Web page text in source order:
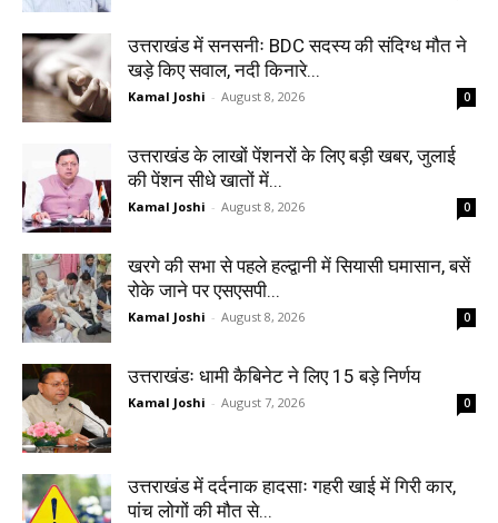
उत्तराखंड में सनसनीः BDC सदस्य की संदिग्ध मौत ने
खड़े किए सवाल, नदी किनारे...
Kamal Joshi - August 8, 2026 0
उत्तराखंड के लाखों पेंशनरों के लिए बड़ी खबर, जुलाई
की पेंशन सीधे खातों में...
Kamal Joshi - August 8, 2026 0
खरगे की सभा से पहले हल्द्वानी में सियासी घमासान, बसें
रोके जाने पर एसएसपी...
Kamal Joshi - August 8, 2026 0
उत्तराखंडः धामी कैबिनेट ने लिए 15 बड़े निर्णय
Kamal Joshi - August 7, 2026 0
उत्तराखंड में दर्दनाक हादसाः गहरी खाई में गिरी कार,
पांच लोगों की मौत से...